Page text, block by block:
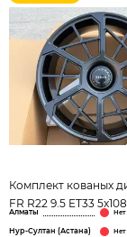
Комплект кованых
FR R22 9.5 ET33
Алматы
Нур-Султан (Астана)